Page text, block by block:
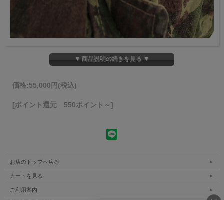
▼ 商品説明の続きを見る ▼
価格:55,000円 (税込)
[ポイント還元 550ポイント～]
お店のトップへ戻る
カートを見る
ご利用案内